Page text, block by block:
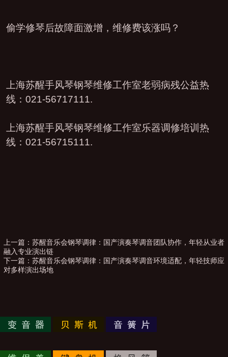
偷学修琴后故障面激增，维修费该涨吗？
上海苏醒手风琴钢琴维修工作室老弱病残公益热
线：021-56717111.
上海苏醒手风琴钢琴维修工作室乐器调修培训热
线：021-56715111.
上一篇： 苏醒音乐会钢琴调律：国产演奏琴调音团队协作，年轻从业者
融入专业演出链
下一篇： 苏醒音乐会钢琴调律：国产演奏琴调音环境适配，年轻技师应
对多样演出场地